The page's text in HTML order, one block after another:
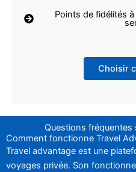
Points de fidélités
Choisir
Questions fréquentes
Comment fonctionne Travel
Travel advantage est une
voyages privée. Son